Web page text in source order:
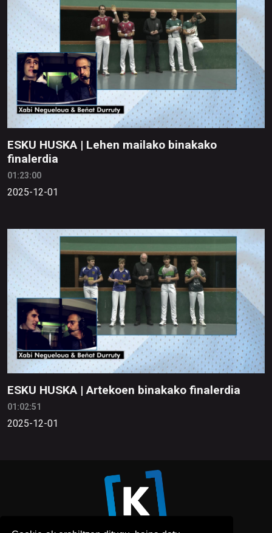
ESKU HUSKA | Lehen mailako binakako
finalerdia
01:23:00
2025-12-01
ESKU HUSKA | Artekoen binakako finalerdia
01:02:51
2025-12-01